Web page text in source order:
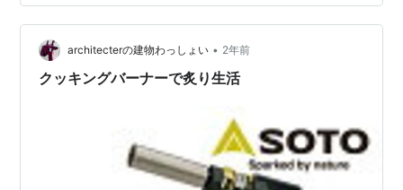
architecterの建物わっしょい • 2年前
クッキングバーナーで炙り生活